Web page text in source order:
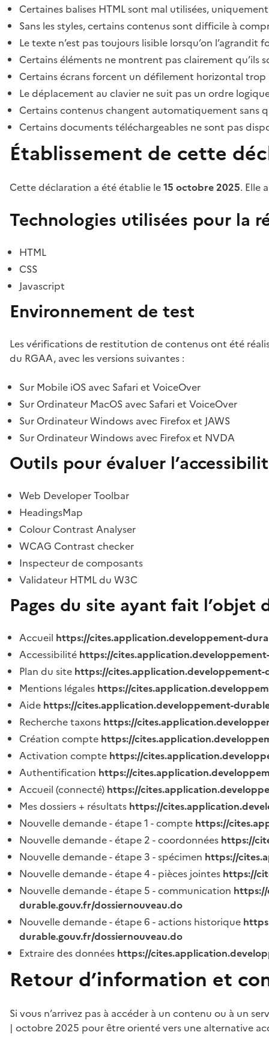
Certaines balises HTML sont mal utilisées,
Sans les styles, certains contenus sont difficile à
Le texte n’est pas toujours lisible lorsqu’on l’agrandit
Certains éléments ne montrent pas clairement qu’ils
Certains écrans forcent un défilement horizontal
Le déplacement au clavier ne suit pas un ordre
Certains contenus changent automatiquement sans
Certains documents téléchargeables ne sont pas
Établissement de cette
Cette déclaration a été établie le15 octobre 2025. Elle
Technologies utilisées pour la
HTML
CSS
Javascript
Environnement de test
Les vérifications de restitution de contenus ont été
du RGAA, avec les versions suivantes :
Sur Mobile iOS avec Safari et VoiceOver
Sur Ordinateur MacOS avec Safari et VoiceOver
Sur Ordinateur Windows avec Firefox et JAWS
Sur Ordinateur Windows avec Firefox et NVDA
Outils pour évaluer
Web Developer Toolbar
HeadingsMap
Colour Contrast Analyser
WCAG Contrast checker
Inspecteur de composants
Validateur HTML du W3C
Pages du site ayant fait
Accueil https://cites.application.developpement-
Accessibilité https://
Plan du site https://
Mentions légales https://
Aide https://cites.application.developpement-
Recherche taxons https://
Création compte https://
Activation compte https://
Authentification https://
Accueil (connecté) https://
Mes dossiers + résultats https://
Nouvelle demande - étape 1 - compte https://
Nouvelle demande - étape 2 - coordonnées https://
Nouvelle demande - étape 3 - spécimen https://
Nouvelle demande - étape 4 - pièces jointes https://
Nouvelle demande - étape 5 - communication
durable.gouv.fr/dossiernouveau.do
Nouvelle demande - étape 6 - actions historique
durable.gouv.fr/dossiernouveau.do
Extraire des données https://
Retour d’information et
Si vous n’arrivez pas à accéder à un contenu ou à un
| octobre 2025 pour être orienté vers une alternative